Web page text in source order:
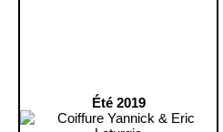
Été 2019